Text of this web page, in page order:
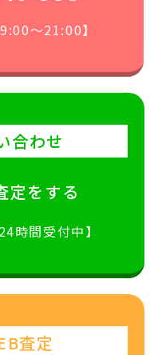
〜21:00】
合わせ
定をする
時間受付中】
査定